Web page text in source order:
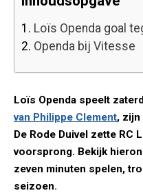
1. Loïs Openda goal
2. Openda bij Vitesse
Loïs Openda speelt
van Philippe Clement, zijn
De Rode Duivel zette RC
voorsprong. Bekijk
zeven minuten spelen,
seizoen.